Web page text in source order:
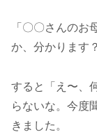
「〇〇さんの
か、分かります
すると「え〜、
らないな。今度
きました。